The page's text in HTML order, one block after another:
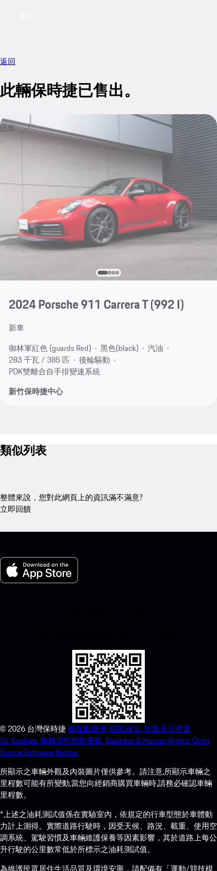
返回
此輛保時捷已售出。
已售
2024 Porsche 911 Carrera T(992 I)
新車
御林軍紅色 (guards Red)
黑色(black)
汽油
283 千瓦 / 385 匹
後輪驅動
PDK雙離合自手排變速系統
新竹保時捷中心
類似列表
整體來說，您對此網頁上的資訊滿不滿意?
立即回饋
© 2026 台灣保時捷 條款與條件.隱私政策. 出版及法律通
知.Cookies.商標與智慧財產權. Business & Human Rights.Open
Source Software Notice.
所顯示之車輛外觀及內裝圖片僅供參考。請注意,所顯示車輛之
里程數可能有所變動,當您向經銷商購買車輛時,請務必確認車輛
里程數。
*上述之油耗測試值係在實驗室內，依規定的行車型態於車體動
力計上測得。實際道路行駛時，因受天候、路況、載重、使用空
調系統、駕駛習慣及車輛維護保養等因素影響，其於道路上每公
升行駛的公里數常低於所標示之油耗測試值。
為維護民眾居住生活品質及環境安寧，請配備有「運動/競技模